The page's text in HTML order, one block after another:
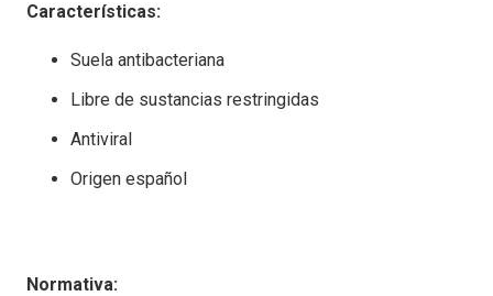
Características:
Suela antibacteriana
Libre de sustancias restringidas
Antiviral
Origen español
Normativa: